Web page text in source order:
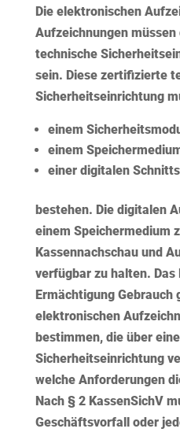
Die elektronischen
Aufzeichnungen müssen
technische
sein. Diese zertifizierte
Sicherheitseinrichtung
einem
einem
einer digitalen
bestehen. Die digitalen
einem Speichermedium
Kassennachschau und
verfügbar zu halten. Das
Ermächtigung Gebrauch
elektronischen
bestimmen, die über
Sicherheitseinrichtung
welche Anforderungen
Nach § 2 KassenSichV
Geschäftsvorfall oder